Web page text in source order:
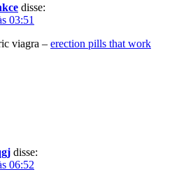
disse:
03:51
viagra – erection pills that work
disse:
06:52